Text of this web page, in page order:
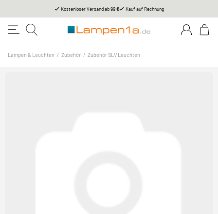
Kostenloser Versand ab 99 € Kauf auf Rechnung
Lampen & Leuchten / Zubehör / Zubehör SLV Leuchten